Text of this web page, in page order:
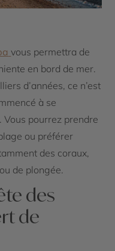
vous permettra de
en bord de mer.
d’années, ce n’est
à se
pourrez prendre
ou préférer
des coraux,
de plongée.
des
de